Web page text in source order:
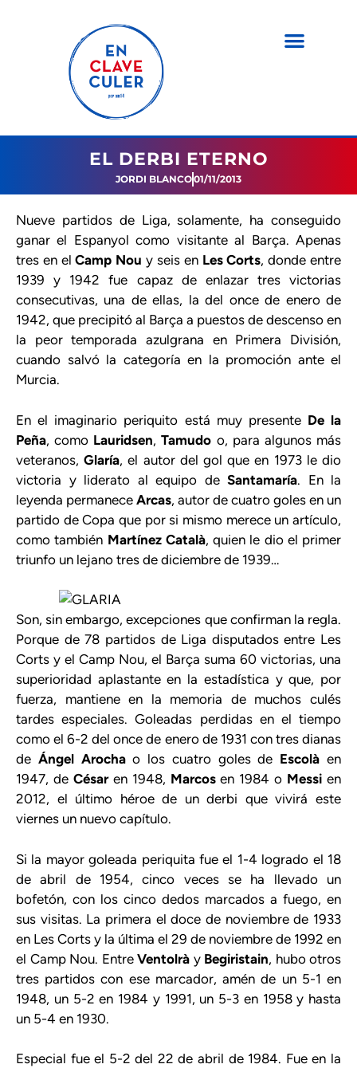
EL DERBI ETERNO
JORDI BLANCO01/11/2013
Nueve partidos de Liga, solamente, ha conseguido
ganar el Espanyol como visitante al Barça. Apenas
tres en elCamp Nou y seis en Les Corts, donde entre
1939 y 1942 fue capaz de enlazar tres victorias
consecutivas, una de ellas, la del once de enero de
1942, que precipitó al Barça a puestos de descenso en
la peor temporada azulgrana en Primera División,
cuando salvó la categoría en la promoción ante el
Murcia.
En el imaginario periquito está muy presente De la
Peña, como Lauridsen,Tamudo o, para algunos más
veteranos,Glaría, el autor del gol que en 1973 le dio
victoria y liderato al equipo de Santamaría. En la
leyenda permanece Arcas, autor de cuatro goles en un
partido de Copa que por si mismo merece un artículo,
como también Martínez Català, quien le dio el primer
triunfo un lejano tres de diciembre de 1939…
Son, sin embargo, excepciones que confirman la regla.
Porque de 78 partidos de Liga disputados entre Les
Corts y el Camp Nou, el Barça suma 60 victorias, una
superioridad aplastante en la estadística y que, por
fuerza, mantiene en la memoria de muchos culés
tardes especiales. Goleadas perdidas en el tiempo
como el 6-2 del once de enero de 1931 con tres dianas
de Ángel Arochao los cuatro goles de Escolà en
1947, de Césaren 1948, Marcosen 1984 o Messi en
2012, el último héroe de un derbi que vivirá este
viernes un nuevo capítulo.
Si la mayor goleada periquita fue el 1-4 logrado el 18
de abril de 1954, cinco veces se ha llevado un
bofetón, con los cinco dedos marcados a fuego, en
sus visitas. La primera el doce de noviembre de 1933
en Les Corts y la última el 29 de noviembre de 1992 en
el Camp Nou. Entre Ventolrà y Begiristain, hubo otros
tres partidos con ese marcador, amén de un 5-1 en
1948, un 5-2 en 1984 y 1991, un 5-3 en 1958 y hasta
un 5-4 en 1930.
Especial fue el 5-2 del 22 de abril de 1984. Fue en la